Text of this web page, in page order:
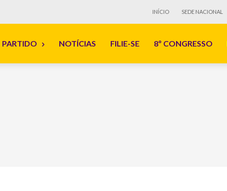
INÍCIO SEDE NACIONAL
PARTIDO NOTÍCIAS FILIE-SE 8º CONGRESSO